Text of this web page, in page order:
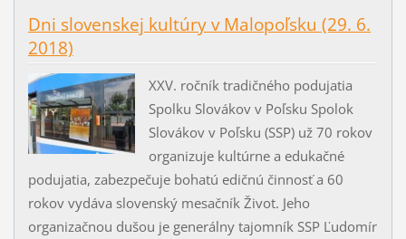
Dni slovenskej kultúry v Malopoľsku (29. 6.
2018)
XXV. ročník tradičného podujatia
Spolku Slovákov v Poľsku Spolok
Slovákov v Poľsku (SSP) už 70 rokov
organizuje kultúrne a edukačné
podujatia, zabezpečuje bohatú edičnú činnosť a 60
rokov vydáva slovenský mesačník Život. Jeho
organizačnou dušou je generálny tajomník SSP Ľudomír